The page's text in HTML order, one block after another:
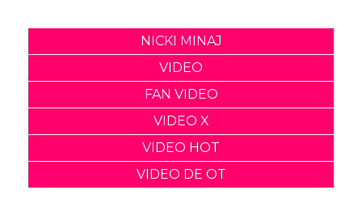
NICKI MINAJ
VIDEO
FAN VIDEO
VIDEO X
VIDEO HOT
VIDEO DE OT